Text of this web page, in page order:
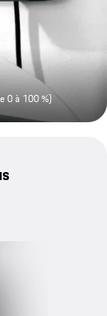
0 à 100 %)